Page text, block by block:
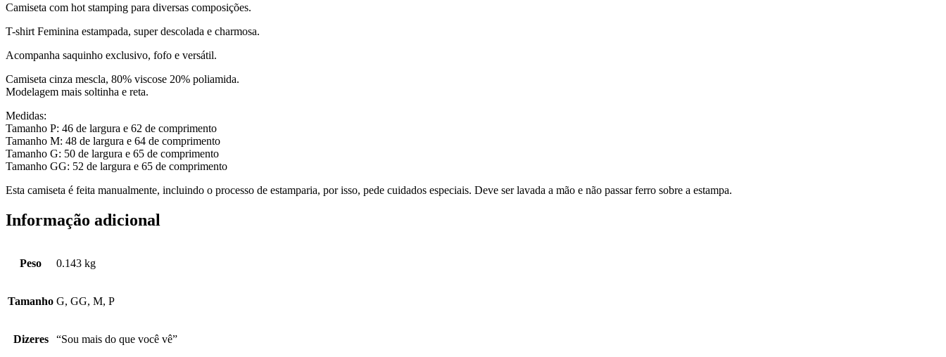
Camiseta com hot stamping para diversas composições.
T-shirt Feminina estampada, super descolada e charmosa.
Acompanha saquinho exclusivo, fofo e versátil.
Camiseta cinza mescla, 80% viscose 20% poliamida.
Modelagem mais soltinha e reta.
Medidas:
Tamanho P: 46 de largura e 62 de comprimento
Tamanho M: 48 de largura e 64 de comprimento
Tamanho G: 50 de largura e 65 de comprimento
Tamanho GG: 52 de largura e 65 de comprimento
Esta camiseta é feita manualmente, incluindo o processo de estamparia, por isso, pede cuidados especiais. Deve ser lavada a mão e não passar ferro sobre a estampa.
Informação adicional
Peso 0.143 kg
Tamanho G, GG, M, P
Dizeres “Sou mais do que você vê”